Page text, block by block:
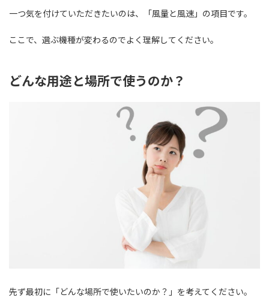
一つ気を付けていただきたいのは、「風量と風速」の項目です。
ここで、選ぶ機種が変わるのでよく理解してください。
どんな用途と場所で使うのか？
先ず最初に「どんな場所で使いたいのか？」を考えてください。